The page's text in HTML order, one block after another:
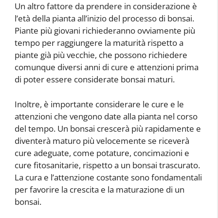
Un altro fattore da prendere in considerazione è
l’età della pianta all’inizio del processo di bonsai.
Piante più giovani richiederanno ovviamente più
tempo per raggiungere la maturità rispetto a
piante già più vecchie, che possono richiedere
comunque diversi anni di cure e attenzioni prima
di poter essere considerate bonsai maturi.
Inoltre, è importante considerare le cure e le
attenzioni che vengono date alla pianta nel corso
del tempo. Un bonsai crescerà più rapidamente e
diventerà maturo più velocemente se riceverà
cure adeguate, come potature, concimazioni e
cure fitosanitarie, rispetto a un bonsai trascurato.
La cura e l’attenzione costante sono fondamentali
per favorire la crescita e la maturazione di un
bonsai.